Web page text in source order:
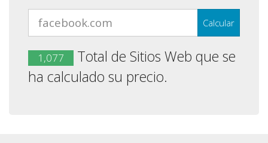
1,077
Total de Sitios Web que se
ha calculado su precio.